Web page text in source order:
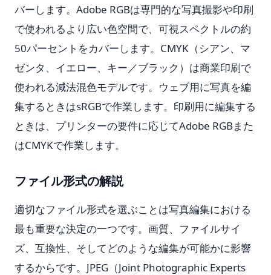
バーします。Adobe RGBは専門的な写真撮影や印刷
で使われるより広い色空間で、可視スペクトルの約
50パーセントをカバーします。CMYK（シアン、マ
ゼンタ、イエロー、キー／ブラック）は商業印刷で
使われる減法混色モデルです。ウェブ用に写真を編
集するときはsRGBで作業します。印刷用に編集する
ときは、プリンターの要件に応じてAdobe RGBまた
はCMYKで作業します。
ファイル形式の解説
適切なファイル形式を選ぶことは写真編集における
最も重要な決定の一つです。画質、ファイルサイ
ズ、互換性、そしてどのような編集が可能かに影響
するからです。JPEG（Joint Photographic Experts